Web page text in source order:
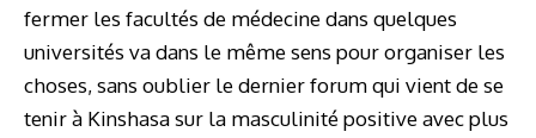
fermer les facultés de médecine dans quelques
universités va dans le même sens pour organiser les
choses, sans oublier le dernier forum qui vient de se
tenir à Kinshasa sur la masculinité positive avec plus